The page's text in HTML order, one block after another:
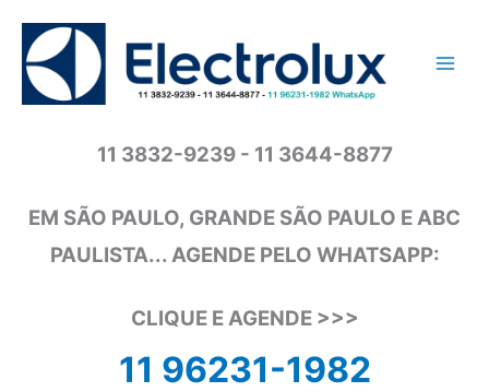
conteúdo
11 3832-9239 - 11 3644-8877
EM SÃO PAULO, GRANDE SÃO PAULO E ABC
PAULISTA... AGENDE PELO WHATSAPP:
CLIQUE E AGENDE >>>
11 96231-1982